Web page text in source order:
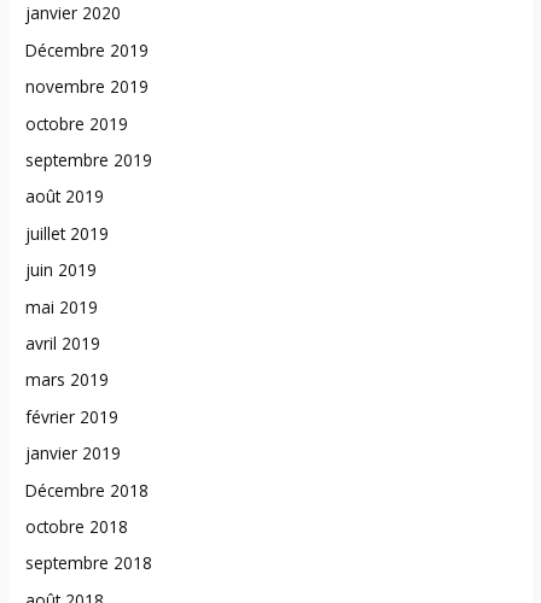
janvier 2020
Décembre 2019
novembre 2019
octobre 2019
septembre 2019
août 2019
juillet 2019
juin 2019
mai 2019
avril 2019
mars 2019
février 2019
janvier 2019
Décembre 2018
octobre 2018
septembre 2018